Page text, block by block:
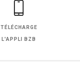
TÉLÉCHARGE
L'APPLI BZB